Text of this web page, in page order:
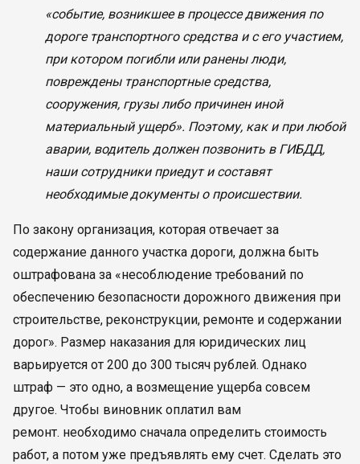
«событие, возникшее в процессе движения по
дороге транспортного средства и с его участием,
при котором погибли или ранены люди,
повреждены транспортные средства,
сооружения, грузы либо причинен иной
материальный ущерб». Поэтому, как и при любой
аварии, водитель должен позвонить в ГИБДД,
наши сотрудники приедут и составят
необходимые документы о происшествии.
По закону организация, которая отвечает за
содержание данного участка дороги, должна быть
оштрафована за «несоблюдение требований по
обеспечению безопасности дорожного движения при
строительстве, реконструкции, ремонте и содержании
дорог». Размер наказания для юридических лиц
варьируется от 200 до 300 тысяч рублей. Однако
штраф — это одно, а возмещение ущерба совсем
другое. Чтобы виновник оплатил вам
ремонт. необходимо сначала определить стоимость
работ, а потом уже предъявлять ему счет. Сделать это